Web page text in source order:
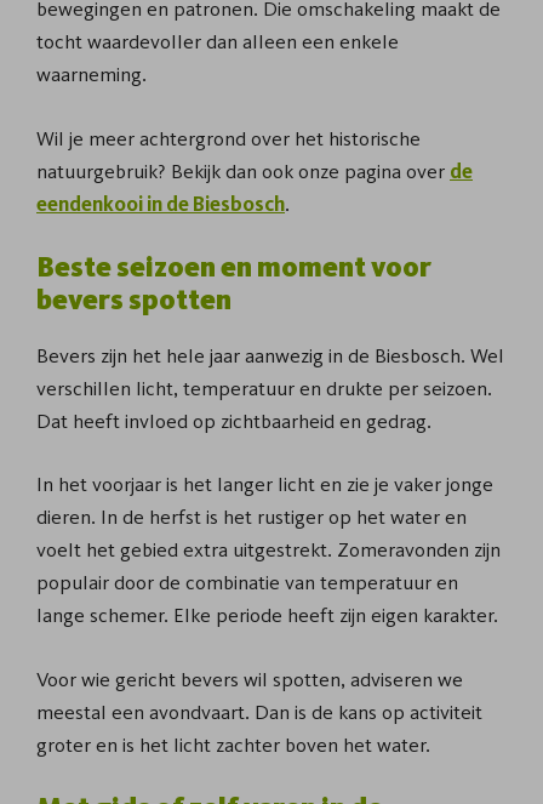
bewegingen en patronen. Die omschakeling maakt de
tocht waardevoller dan alleen een enkele
waarneming.
Wil je meer achtergrond over het historische
natuurgebruik? Bekijk dan ook onze pagina over de
eendenkooi in de Biesbosch.
Beste seizoen en moment voor
bevers spotten
Bevers zijn het hele jaar aanwezig in de Biesbosch. Wel
verschillen licht, temperatuur en drukte per seizoen.
Dat heeft invloed op zichtbaarheid en gedrag.
In het voorjaar is het langer licht en zie je vaker jonge
dieren. In de herfst is het rustiger op het water en
voelt het gebied extra uitgestrekt. Zomeravonden zijn
populair door de combinatie van temperatuur en
lange schemer. Elke periode heeft zijn eigen karakter.
Voor wie gericht bevers wil spotten, adviseren we
meestal een avondvaart. Dan is de kans op activiteit
groter en is het licht zachter boven het water.